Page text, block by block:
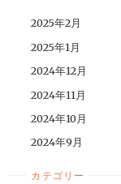
2025年2月
2025年1月
2024年12月
2024年11月
2024年10月
2024年9月
カテゴリー